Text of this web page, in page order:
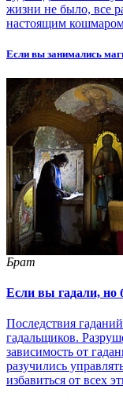
жизни не было, все
настоящим
Если вы занимались
Брат
Если вы гадали, но
Последствия
гадальщиков.
зависимость от
разучились
избавиться от всех